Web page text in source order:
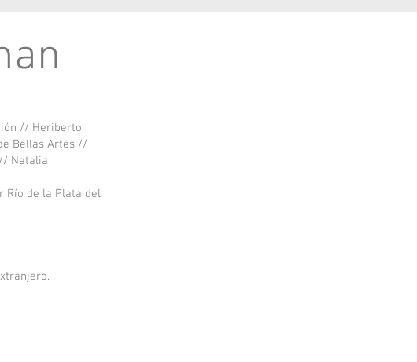
// Heriberto
Bellas Artes //
Natalia
Río de la Plata del